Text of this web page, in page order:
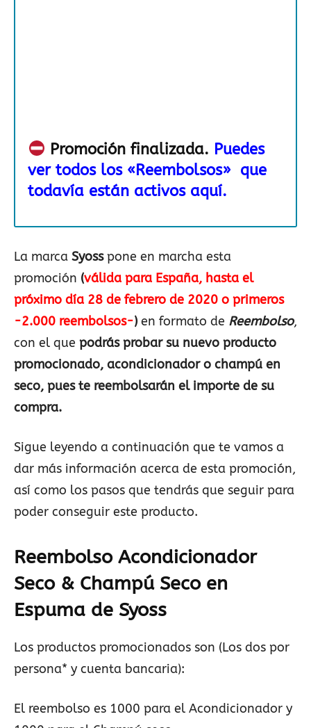
Promoción finalizada. Puedes
ver todos los «Reembolsos» que
todavía están activos aquí.
La marca Syosspone en marcha esta
promoción (válida para España, hasta el
próximo día 28 de febrero de 2020 o primeros
-2.000 reembolsos-) en formato de Reembolso,
con el que podrás probar su nuevo producto
promocionado, acondicionador o champú en
seco, pues te reembolsarán el importe de su
compra.
Sigue leyendo a continuación que te vamos a
dar más información acerca de esta promoción,
así como los pasos que tendrás que seguir para
poder conseguir este producto.
Reembolso Acondicionador
Seco & Champú Seco en
Espuma de Syoss
Los productos promocionados son (Los dos por
persona* y cuenta bancaria):
El reembolso es 1000 para el Acondicionador y